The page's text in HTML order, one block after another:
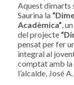
Aquest dimarts
Saurina la
Acadèmica”,
del projecte
pensat per fer
integral al
comptat amb la
l’alcalde, José